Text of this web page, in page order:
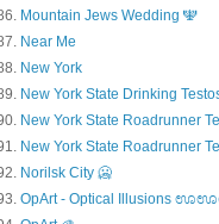
Mountain Jews Wedding 🕎
Near Me
New York
New York State Drinking
New York State Roadrunner
New York State Roadrunner
Norilsk City 🥶
OpArt - Optical Illusions